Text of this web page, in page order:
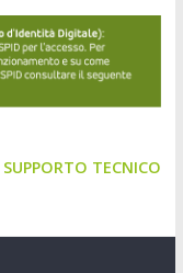
SUPPORTO TECNICO